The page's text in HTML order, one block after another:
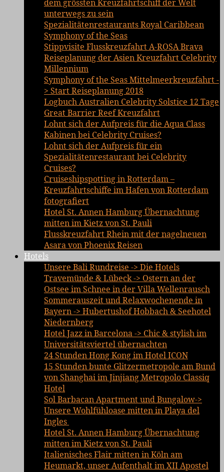
dem grössten Kreuzfahrtschiff der Welt
unterwegs zu sein
Spezialitätenrestaurants Royal Caribbean
Symphony of the Seas
Stippvisite Flusskreuzfahrt A-ROSA Brava
Reiseplanung der Asien Kreuzfahrt Celebrity
Millennium
Symphony of the Seas Mittelmeerkreuzfahrt -
> Start Reiseplanung 2018
Logbuch Australien Celebrity Solstice 12 Tage
Great Barrier Reef Kreuzfahrt
Lohnt sich der Aufpreis für die Aqua Class
Kabinen bei Celebrity Cruises?
Lohnt sich der Aufpreis für ein
Spezialitätenrestaurant bei Celebrity
Cruises?
Cruiseshipspotting in Rotterdam –
Kreuzfahrtschiffe im Hafen von Rotterdam
fotografiert
Hotel St. Annen Hamburg Übernachtung
mitten im Kietz von St. Pauli
Flusskreuzfahrt Rhein mit der nagelneuen
Asara von Phoenix Reisen
Hotels
Unsere Bali Rundreise -> Die Hotels
Travemünde & Lübeck -> Ostern an der
Ostsee im Schnee in der Villa Wellenrausch
Sommerauszeit und Relaxwochenende in
Bayern -> Hubertushof Hobbach & Seehotel
Niedernberg
Hotel Jazz in Barcelona -> Chic & stylish im
Universitätsviertel übernachten
24 Stunden Hong Kong im Hotel ICON
15 Stunden bunte Glitzermetropole am Bund
von Shanghai im Jinjiang Metropolo Classiq
Hotel
Sol Barbacan Apartment und Bungalow->
Unsere Wohlfühloase mitten in Playa del
Ingles
Hotel St. Annen Hamburg Übernachtung
mitten im Kietz von St. Pauli
Italienisches Flair mitten in Köln am
Heumarkt, unser Aufenthalt im XII Apostel